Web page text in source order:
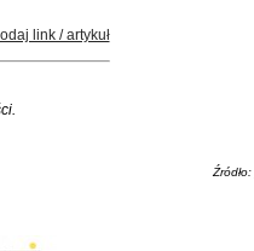
link / artykuł
Źródło: